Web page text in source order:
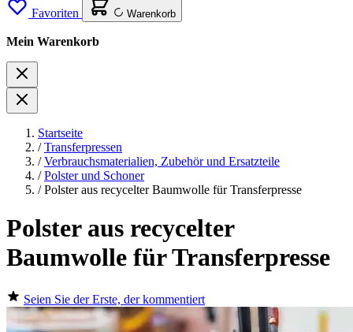
Favoriten Warenkorb
Mein Warenkorb
Startseite
/ Transferpressen
/ Verbrauchsmaterialien, Zubehör und Ersatzteile
/ Polster und Schoner
/ Polster aus recycelter Baumwolle für Transferpresse
Polster aus recycelter
Baumwolle für Transferpresse
Seien Sie der Erste, der kommentiert